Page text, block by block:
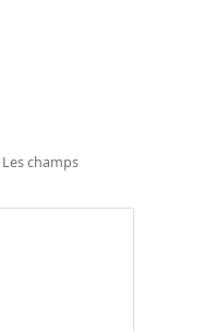
Les champs